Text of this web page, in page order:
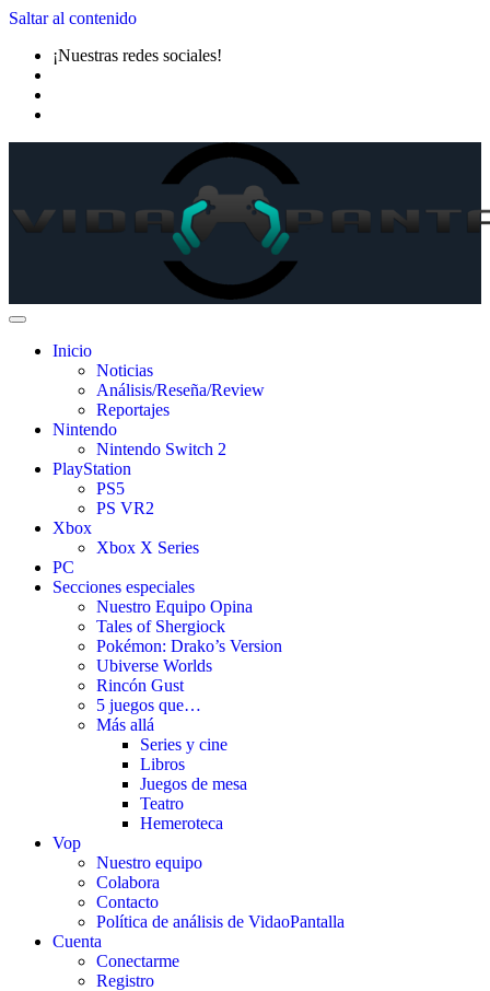
Saltar al contenido
¡Nuestras redes sociales!
Inicio
Noticias
Análisis/Reseña/Review
Reportajes
Nintendo
Nintendo Switch 2
PlayStation
PS5
PS VR2
Xbox
Xbox X Series
PC
Secciones especiales
Nuestro Equipo Opina
Tales of Shergiock
Pokémon: Drako’s Version
Ubiverse Worlds
Rincón Gust
5 juegos que…
Más allá
Series y cine
Libros
Juegos de mesa
Teatro
Hemeroteca
Vop
Nuestro equipo
Colabora
Contacto
Política de análisis de VidaoPantalla
Cuenta
Conectarme
Registro